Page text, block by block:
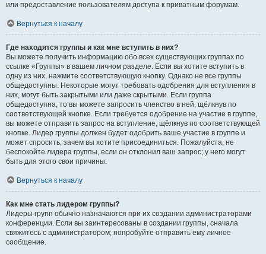
или предоставление пользователям доступа к приватным форумам.
Вернуться к началу
Где находятся группы и как мне вступить в них?
Вы можете получить информацию обо всех существующих группах по
ссылке «Группы» в вашем личном разделе. Если вы хотите вступить в
одну из них, нажмите соответствующую кнопку. Однако не все группы
общедоступны. Некоторые могут требовать одобрения для вступления в
них, могут быть закрытыми или даже скрытыми. Если группа
общедоступна, то вы можете запросить членство в ней, щёлкнув по
соответствующей кнопке. Если требуется одобрение на участие в группе,
вы можете отправить запрос на вступление, щёлкнув по соответствующей
кнопке. Лидер группы должен будет одобрить ваше участие в группе и
может спросить, зачем вы хотите присоединиться. Пожалуйста, не
беспокойте лидера группы, если он отклонил ваш запрос; у него могут
быть для этого свои причины.
Вернуться к началу
Как мне стать лидером группы?
Лидеры групп обычно назначаются при их создании администраторами
конференции. Если вы заинтересованы в создании группы, сначала
свяжитесь с администратором; попробуйте отправить ему личное
сообщение.